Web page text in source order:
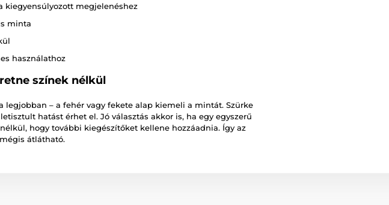
kiegyensúlyozott megjelenéshez
minta
használathoz
színek nélkül
legjobban – a fehér vagy fekete alap kiemeli a mintát. Szürke
hatást érhet el. Jó választás akkor is, ha egy egyszerű
hogy további kiegészítőket kellene hozzáadnia. Így az
átlátható.